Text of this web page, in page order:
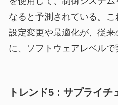
なると予測されている。
設定変更や最適化が、従来
に、ソフトウェアレベルで
トレンド5：サプライ